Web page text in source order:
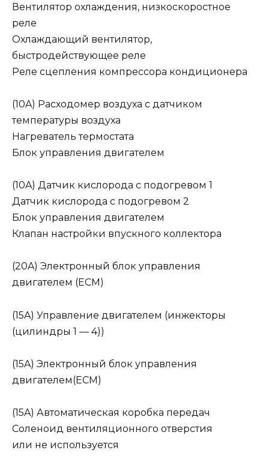
Вентилятор охлаждения, низкоскоростное
реле
Охлаждающий вентилятор,
быстродействующее реле
Реле сцепления компрессора кондиционера
(10A) Расходомер воздуха с датчиком
температуры воздуха
Нагреватель термостата
Блок управления двигателем
(10A) Датчик кислорода с подогревом 1
Датчик кислорода с подогревом 2
Блок управления двигателем
Клапан настройки впускного коллектора
(20A) Электронный блок управления
двигателем (ECM)
(15A) Управление двигателем (инжекторы
(цилиндры 1 — 4))
(15A) Электронный блок управления
двигателем(ECM)
(15A) Автоматическая коробка передач
Соленоид вентиляционного отверстия
или не используется